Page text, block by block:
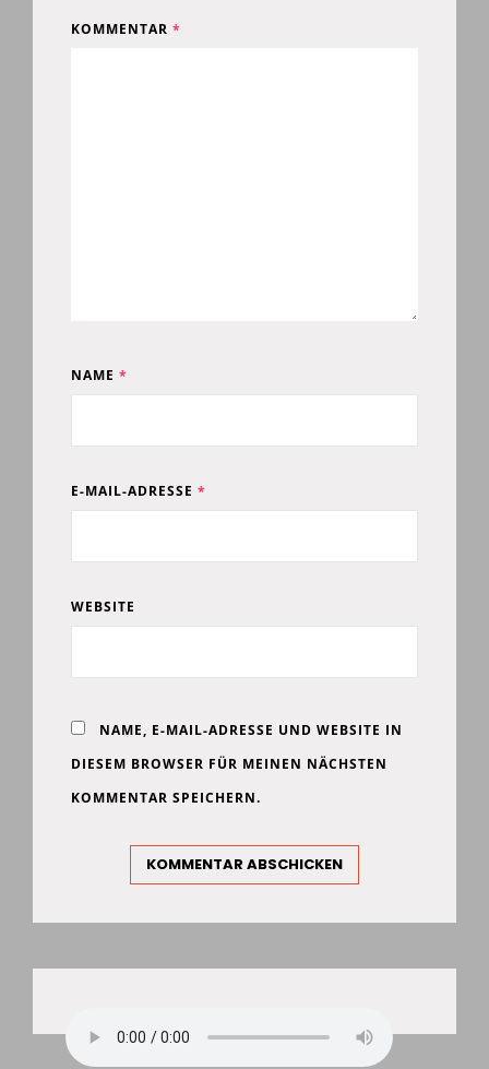
KOMMENTAR *
NAME *
E-MAIL-ADRESSE *
WEBSITE
NAME, E-MAIL-ADRESSE UND WEBSITE IN
DIESEM BROWSER FÜR MEINEN NÄCHSTEN
KOMMENTAR SPEICHERN.